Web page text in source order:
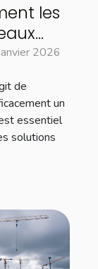
les
la
des
?
2026
de
un
essentiel
solutions